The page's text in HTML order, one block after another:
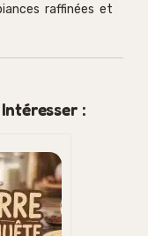
raffinées et
: